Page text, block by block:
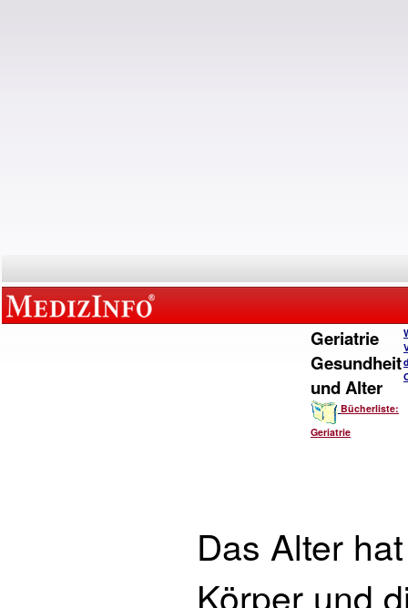
Geriatrie
Gesundheit
und Alter
Bücherliste:
Geriatrie
Das Alter
Körper und